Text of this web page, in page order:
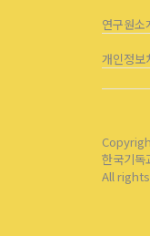
연구원소
개인정보
한국기독
All